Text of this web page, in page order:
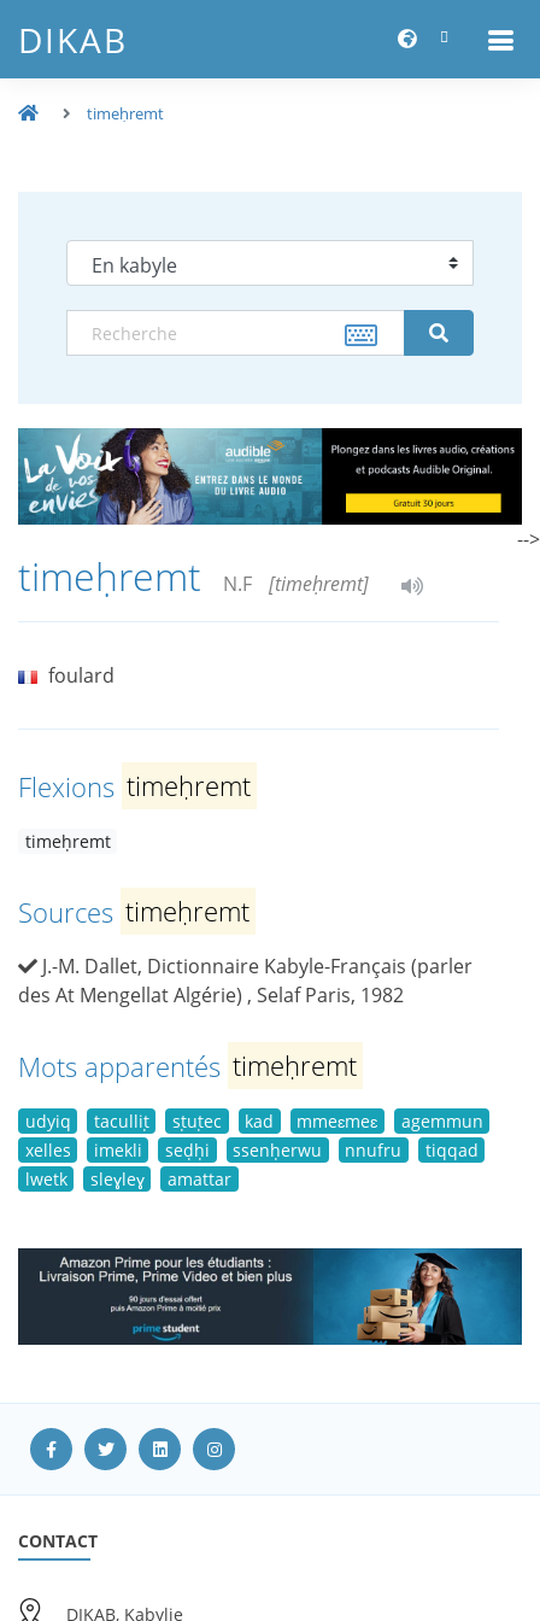
DIKAB
timeḥremt
timeḥremt N.F [timeḥremt]
foulard
Flexions timeḥremt
timeḥremt
Sources timeḥremt
J.-M. Dallet, Dictionnaire Kabyle-Français (parler
des At Mengellat Algérie) , Selaf Paris, 1982
Mots apparentés timeḥremt
udyiq taculliṭ sṭuṭec kad mmeɛmeɛ
agemmun
xelles
imekli seḍḥi ssenḥerwu nnufru
tiqqad
lwetk
sleɣleɣ amattar
-->
CONTACT
DIKAB, Kabylie